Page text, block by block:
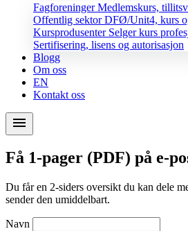
FagforeningerMedlemskurs,
Offentlig sektorDFØ/Unit4, kurs
Kursprodusenter Selger kurs
Sertifisering, lisens og autorisasjon
Blogg
Om oss
EN
Kontakt oss
menu
Få 1-pager (PDF) på e-
Du får en 2-siders oversikt du kan dele
sender den umiddelbart.
Navn